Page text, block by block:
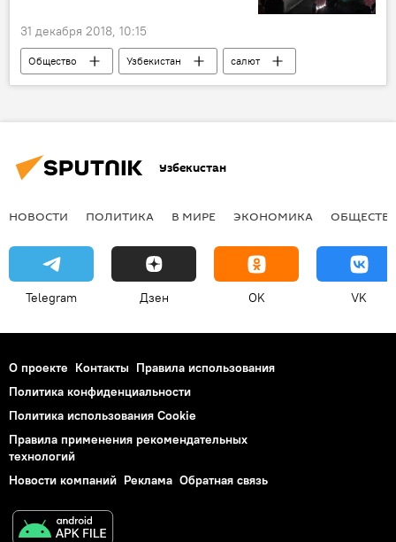
31 декабря 2018, 10:15
Общество Узбекистан
салют
Ташкент
Новый год
Узбекистан
НОВОСТИ ПОЛИТИКА В МИРЕ ЭКОНОМИКА
Telegram Дзен OK VK
О проекте Контакты Правила использования
Политика конфиденциальности
Политика использования Cookie
Правила применения рекомендательных
технологий
Новости компаний Реклама Обратная связь